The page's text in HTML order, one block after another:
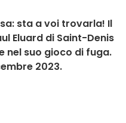
sta a voi trovarla! Il
Eluard di Saint-Denis
nel suo gioco di fuga.
2023.